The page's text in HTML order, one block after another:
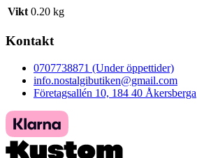
Vikt 0.20 kg
Kontakt
0707738871 (Under öppettider)
info.nostalgibutiken@gmail.com
Företagsallén 10, 184 40 Åkersberga